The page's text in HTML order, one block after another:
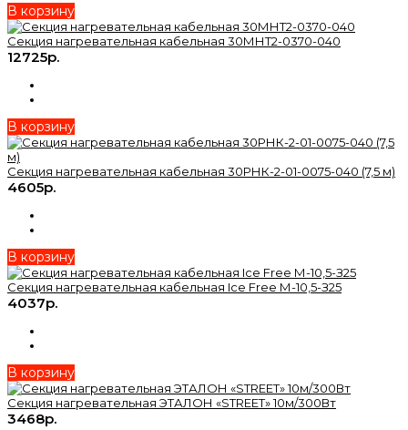
В корзину
Секция нагревательная кабельная 30МНТ2-0370-040
12725р.
В корзину
Секция нагревательная кабельная 30РНК-2-01-0075-040 (7,5 м)
4605р.
В корзину
Секция нагревательная кабельная Ice Free М-10,5-З25
4037р.
В корзину
Секция нагревательная ЭТАЛОН «STREET» 10м/300Вт
3468р.